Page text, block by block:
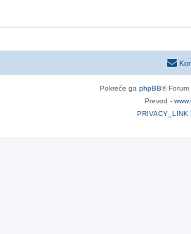
Pokreće ga phpBB® Forum
Prevod -
PRIVACY_LINK